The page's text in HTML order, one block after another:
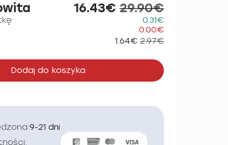
16.43€ 29.90€
0.31€
0.00€
1.64€ 2.97€
Dodaj do koszyka
9-21 dni